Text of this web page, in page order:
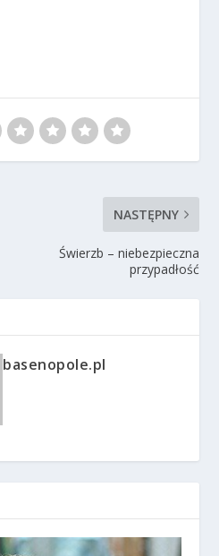
NASTĘPNY
Świerzb – niebezpieczna
przypadłość
basenopole.pl